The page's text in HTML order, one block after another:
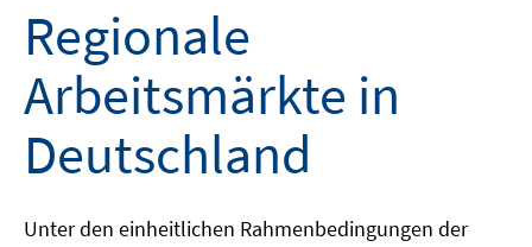
Regionale
Arbeitsmärkte in
Deutschland
Unter den einheitlichen Rahmenbedingungen der